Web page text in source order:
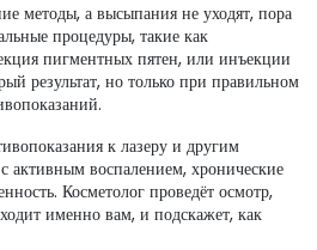
методы, а высыпания не уходят, пора
процедуры, такие как
пигментных пятен, или инъекции
результат, но только при правильном
к лазеру и другим
активным воспалением, хронические
Косметолог проведёт осмотр,
именно вам, и подскажет, как